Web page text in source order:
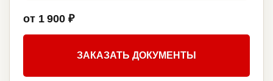
от 1 900 ₽
ЗАКАЗАТЬ ДОКУМЕНТЫ